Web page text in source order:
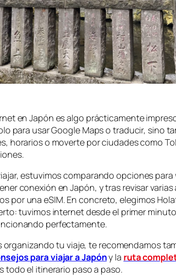
en Japón es algo prácticamente
para usar Google Maps o traducir, sino
horarios o moverte por ciudades como
estuvimos comparando opciones para
conexión en Japón, y tras revisar
por una eSIM. En concreto, elegimos
tuvimos internet desde el primer
perfectamente.
organizando tu viaje, te recomendamos
para viajar a Japóny la ruta
todo el itinerario paso a paso.